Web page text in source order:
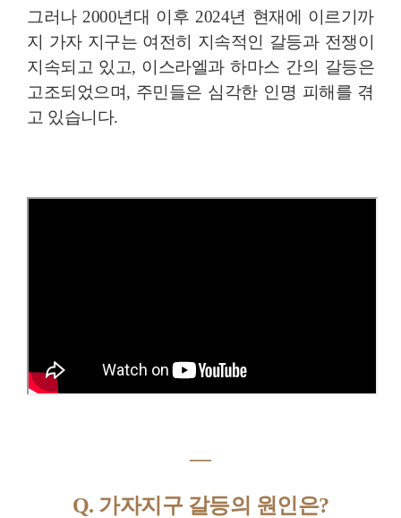
그러나 2000년대 이후 2024년 현재에 이르기까
지 가자 지구는 여전히 지속적인 갈등과 전쟁이
지속되고 있고, 이스라엘과 하마스 간의 갈등은
고조되었으며, 주민들은 심각한 인명 피해를 겪
고 있습니다.
―
Q. 가자지구 갈등의 원인은?